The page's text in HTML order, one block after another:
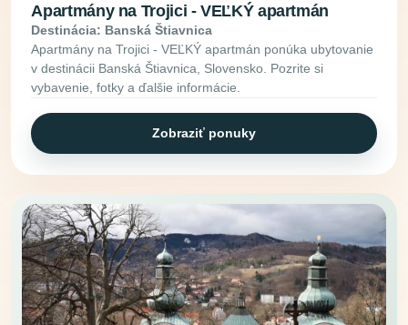
Apartmány na Trojici - VEĽKÝ apartmán
Destinácia: Banská Štiavnica
Apartmány na Trojici - VEĽKÝ apartmán ponúka ubytovanie
v destinácii Banská Štiavnica, Slovensko. Pozrite si
vybavenie, fotky a ďalšie informácie.
Zobraziť ponuky